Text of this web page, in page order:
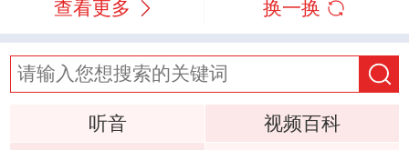
查看更多 换一换
听音
视频百科